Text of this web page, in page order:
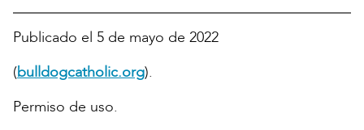
Publicado el 5 de mayo de 2022
(bulldogcatholic.org).
Permiso de uso.